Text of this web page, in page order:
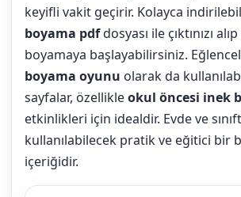
keyifli vakit geçirir. Kolayca
boyama pdfdosyası ile çıktınızı
boyamaya başlayabilirsiniz.
boyama oyunu olarak da
sayfalar, özellikleokul öncesi inek
etkinlikleri için idealdir. Evde ve
kullanılabilecek pratik ve eğitici bir
içeriğidir.